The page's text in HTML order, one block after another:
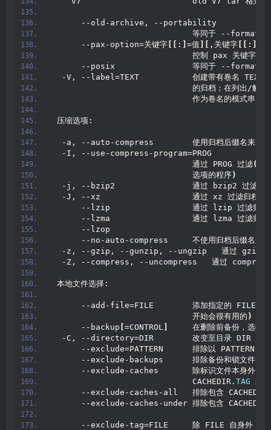
      --old-archive, --portability
等同于 --
      --pax-option=关键字
: =值 ,关键字 :
                             控制 pax 关键字
--posix                等同于 --
  -V, --label=TEXT           创建带有卷名 TEXT
的归档；在列出/解压
                             作为卷名的模式串
压缩选项:
-a, --auto-compress        使用归档后缀名来决定
  -I, --use-compress-program=PROG
                             通过 PROG 过滤
(
                             选项的程序
)
-j, --bzip2                通过 bzip2 过滤归
  -J, --xz                   通过 xz 过滤归档
      --lzip                 通过 lzip 过滤归档
      --lzma                 通过 lzma 过滤归档
      --lzop
--no-auto-compress     不使用归档后缀名来决
-z, --gzip, --gunzip, --ungzip   通过 gzip
-Z, --compress, --uncompress   通过 compress
本地文件选择:
--add-file=FILE        添加指定的 FILE 至
                             开始会很有用的
)
      --backup
=CONTROL
在删除前备份，选择
  -C, --directory=DIR        改变至目录 DIR
--exclude=PATTERN      排除以 PATTERN 指
      --exclude-backups      排除备份和锁文件
--exclude-caches       除标识文件本身外，排
                             CACHEDIR.
TAG
--exclude-caches-all   排除包含
--exclude-caches-under 排除包含
--exclude-tag=FILE     除 FILE 自身外，排